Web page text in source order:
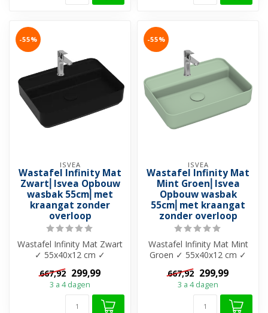
-55%
ISVEA
Wastafel Infinity Mat
Zwart⎢Isvea Opbouw
wasbak 55cm⎢met
kraangat zonder
overloop
Wastafel Infinity Mat Zwart
✓ 55x40x12 cm ✓
✓ Zonder ov...
667,92 299,99
3 a 4 dagen
-55%
ISVEA
Wastafel Infinity Mat
Mint Groen⎢Isvea
Opbouw wasbak
55cm⎢met kraangat
zonder overloop
Wastafel Infinity Mat Mint
Groen ✓ 55x40x12 cm ✓
✓ Zond...
667,92 299,99
3 a 4 dagen